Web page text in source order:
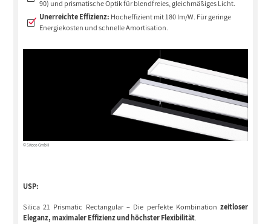
90) und prismatische Optik für blendfreies, gleichmäßiges Licht.
Unerreichte Effizienz: Hocheffizient mit 180 lm/W. Für geringe
Energiekosten und schnelle Amortisation.
© Siteco GmbH
USP:
Silica 21 Prismatic Rectangular – Die perfekte Kombination zeitloser
Eleganz, maximaler Effizienz und höchster Flexibilität.